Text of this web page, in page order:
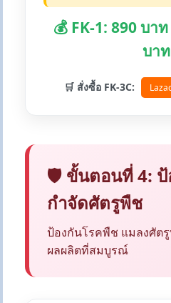
💰 FK-1: 890 บา
บาท
🛒 สั่งซื้อ FK-3C:
🛡️ ขั้นตอนที่ 4: ป้
กำจัดศัตรูพืช
ป้องกันโรคพืช แมลงศัต
ผลผลิตที่สมบูรณ์